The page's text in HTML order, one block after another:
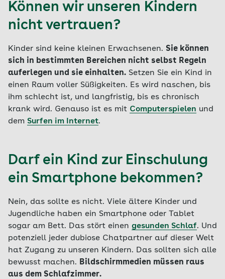
Können wir unseren Kindern
nicht vertrauen?
Kinder sind keine kleinen Erwachsenen. Sie können
sich in bestimmten Bereichen nicht selbst Regeln
auferlegen und sie einhalten. Setzen Sie ein Kind in
einen Raum voller Süßigkeiten. Es wird naschen, bis
ihm schlecht ist, und langfristig, bis es chronisch
krank wird. Genauso ist es mit Computerspielen und
dem Surfen im Internet.
Darf ein Kind zur Einschulung
ein Smartphone bekommen?
Nein, das sollte es nicht. Viele ältere Kinder und
Jugendliche haben ein Smartphone oder Tablet
sogar am Bett. Das stört einen gesunden Schlaf. Und
potenziell jeder dubiose Chatpartner auf dieser Welt
hat Zugang zu unseren Kindern. Das sollten sich alle
bewusst machen. Bildschirmmedien müssen raus
aus dem Schlafzimmer.